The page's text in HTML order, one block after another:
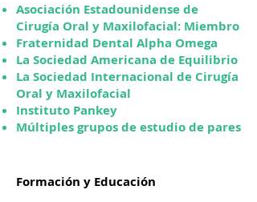
Asociación Estadounidense de
Cirugía Oral y Maxilofacial: Miembro
Fraternidad Dental Alpha Omega
La Sociedad Americana de Equilibrio
La Sociedad Internacional de Cirugía
Oral y Maxilofacial
Instituto Pankey
Múltiples grupos de estudio de pares
Formación y Educación